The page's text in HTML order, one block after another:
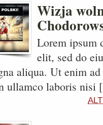
Wizja
Lorem ipsum
elit, sed do
aliqua. Ut enim
ullamco laboris